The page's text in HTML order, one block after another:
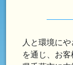
人と環境に
を通じ、お